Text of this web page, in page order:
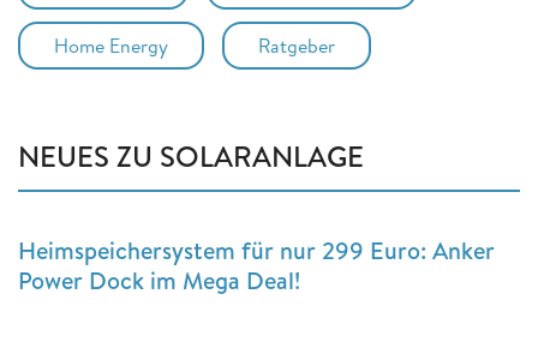
Home Energy Ratgeber
NEUES ZU SOLARANLAGE
Heimspeichersystem für nur 299 Euro: Anker
Power Dock im Mega Deal!